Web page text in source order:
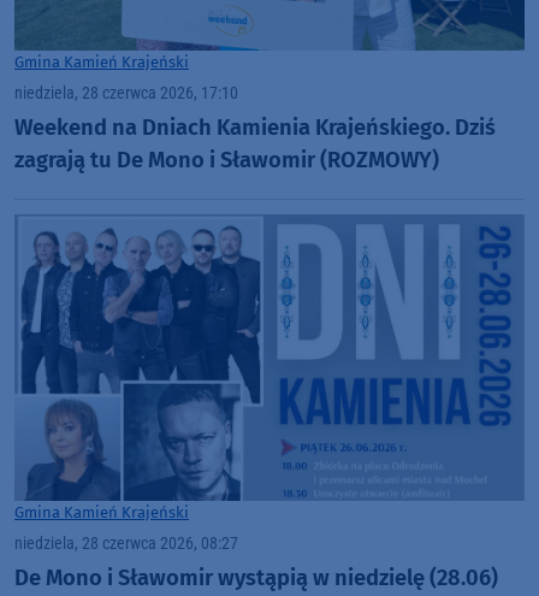
Gmina Kamień Krajeński
niedziela, 28 czerwca 2026, 17:10
Weekend na Dniach Kamienia Krajeńskiego. Dziś
zagrają tu De Mono i Sławomir (ROZMOWY)
Gmina Kamień Krajeński
niedziela, 28 czerwca 2026, 08:27
De Mono i Sławomir wystąpią w niedzielę (28.06)